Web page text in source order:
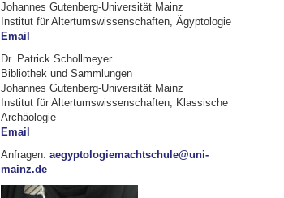
Johannes Gutenberg-Universität Mainz
Institut für Altertumswissenschaften, Ägyptologie
Email
Dr. Patrick Schollmeyer
Bibliothek und Sammlungen
Johannes Gutenberg-Universität Mainz
Institut für Altertumswissenschaften, Klassische
Archäologie
Email
Anfragen: aegyptologiemachtschule@uni-
mainz.de